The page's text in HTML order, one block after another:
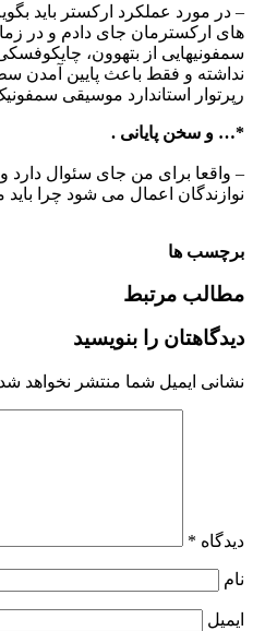
– در مورد عملکرد ارکستر باید
های ارکسترمان جای دادم و در
سمفونیهایی از بتهوون،
نداشته و فقط باعث پایین آمدن
رپرتوار استاندارد موسیقی
*… و سخن پایانی .
– واقعا برای من جای سئوال دارد
نوازندگان اعمال می شود چرا
برچسب ها
مطالب مرتبط
دیدگاهتان را بنویسید
نشانی ایمیل شما منتشر نخواهد
دیدگاه *
نام
ایمیل